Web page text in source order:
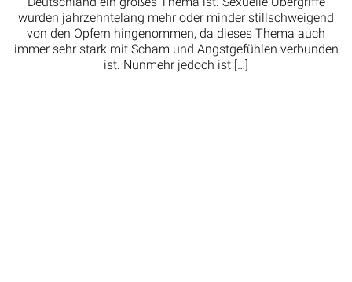
wurden jahrzehntelang mehr oder minder stillschweigend
von den Opfern hingenommen, da dieses Thema auch
immer sehr stark mit Scham und Angstgefühlen verbunden
ist. Nunmehr jedoch ist […]